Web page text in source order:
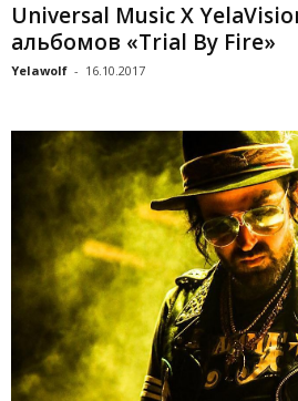
Universal Music X
альбомов «Trial By Fire»
Yelawolf - 16.10.2017